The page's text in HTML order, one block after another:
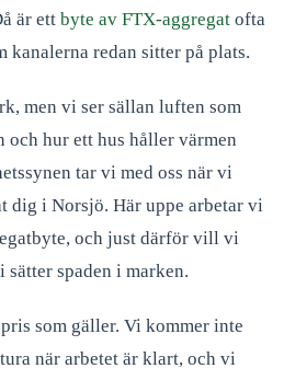
är ett byte av FTX-aggregat ofta
kanalerna redan sitter på plats.
men vi ser sällan luften som
och hur ett hus håller värmen
tar vi med oss när vi
dig i Norsjö. Här uppe arbetar vi
och just därför vill vi
spaden i marken.
som gäller. Vi kommer inte
när arbetet är klart, och vi